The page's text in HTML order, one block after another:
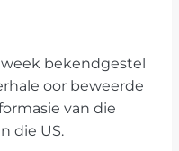
bekendgestel
oor beweerde
van die
die US.